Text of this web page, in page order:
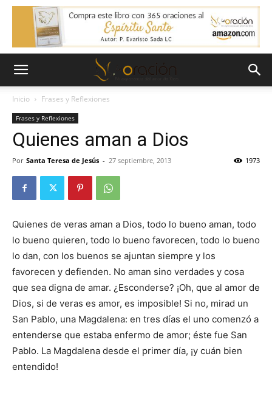
Inicio Frases y Reflexiones
Frases y Reflexiones
Quienes aman a Dios
Por Santa Teresa de Jesús - 27 septiembre, 2013 1973
Quienes de veras aman a Dios, todo lo bueno aman, todo
lo bueno quieren, todo lo bueno favorecen, todo lo bueno
lo dan, con los buenos se ajuntan siempre y los
favorecen y defienden. No aman sino verdades y cosa
que sea digna de amar. ¿Esconderse? ¡Oh, que al amor de
Dios, si de veras es amor, es imposible! Si no, mirad un
San Pablo, una Magdalena: en tres días el uno comenzó a
entenderse que estaba enfermo de amor; éste fue San
Pablo. La Magdalena desde el primer día, ¡y cuán bien
entendido!